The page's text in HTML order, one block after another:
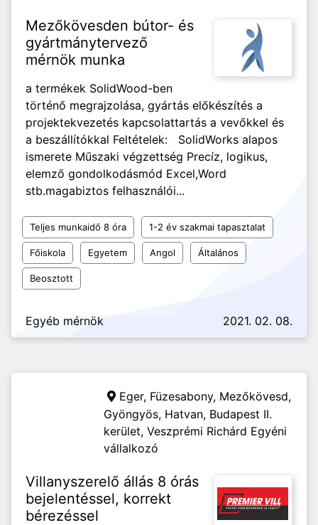
Mezőkövesden bútor- és
gyártmánytervező
mérnök munka
a termékek SolidWood-ben
történő megrajzolása, gyártás előkészítés a
projektekvezetés kapcsolattartás a vevőkkel és
a beszállítókkal Feltételek: SolidWorks alapos
ismerete Műszaki végzettség Precíz, logikus,
elemző gondolkodásmód Excel,Word
stb.magabiztos felhasználói...
Teljes munkaidő 8 óra 1-2 év szakmai tapasztalat
Főiskola Egyetem Angol Általános
Beosztott
Egyéb mérnök 2021. 02. 08.
Eger, Füzesabony, Mezőkövesd,
Gyöngyös, Hatvan, Budapest II.
kerület, Veszprémi Richárd Egyéni
vállalkozó
Villanyszerelő állás 8 órás
bejelentéssel, korrekt
bérezéssel